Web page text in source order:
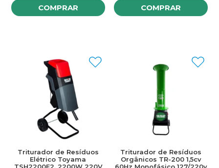
COMPRAR COMPRAR
Triturador de Resíduos
Elétrico Toyama
TSH2200E2, 2200W 220V
Triturador de Resíduos
Orgânicos TR-200 1,5cv
60Hz Monofásico 127/220v